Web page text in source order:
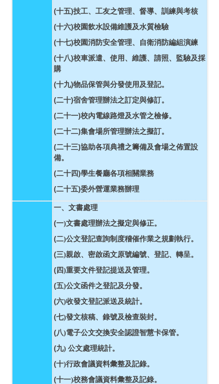
(十五)技工、工友之管理、督導、訓練與考核
(十六)校園飲水設備維護及水質檢驗
(十七)校園消防安全管理、自衛消防編組演練
(十八)校車派遣、使用、維護、請照、監驗及採
購
(十九)物品保管與分發使用及登記。
(二十)宿舍管理辦法之訂定與修訂。
(二十一)校內電線路燈及水管之檢修。
(二十二)集會場所管理辦法之擬訂。
(二十三)協助各項典禮之籌備及會場之佈置設
備。
(二十四)學生餐廳各項相關業務
(二十五)委外營運業務辦理
一、文書處理
(一)文書處理辦法之擬定與修正。
(二)公文登記查詢制度稽催作業之規劃執行。
(三)親啟、密啟函文原號編號、登記、轉呈。
(四)重要文件登記提送及管理。
(五)公文函件之登記及分發。
(六)收發文登記派送及統計。
(七)發文核稿、錄號及檢查裝封。
(八)電子公文交換安全認證智慧卡保管。
(九) 公文處理統計。
(十)行政會議資料彙整及記錄。
(十一)校務會議資料彙整及記錄。